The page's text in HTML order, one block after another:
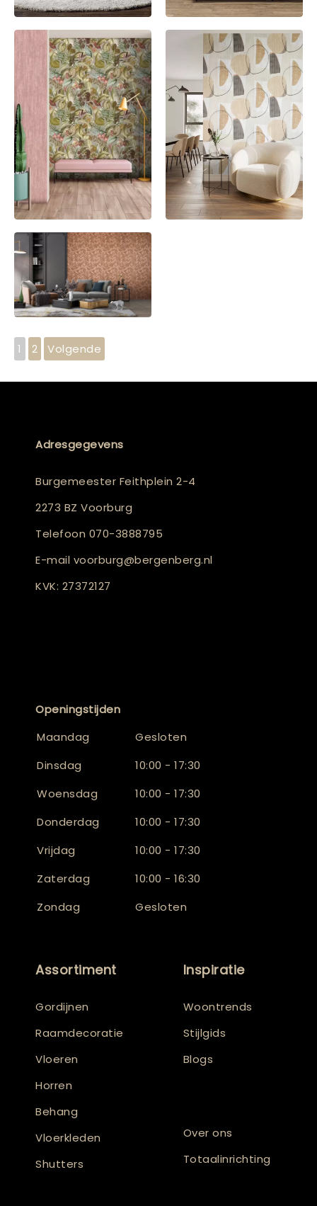
1 2 Volgende
Adresgegevens
Burgemeester Feithplein 2-4
2273 BZ Voorburg
Telefoon 070-3888795
E-mail voorburg@bergenberg.nl
KVK: 27372127
Openingstijden
Maandag
Gesloten
Dinsdag
10:00 - 17:30
Woensdag
10:00 - 17:30
Donderdag
10:00 - 17:30
Vrijdag
10:00 - 17:30
Zaterdag
10:00 - 16:30
Zondag
Gesloten
Assortiment
Gordijnen
Raamdecoratie
Vloeren
Horren
Behang
Vloerkleden
Shutters
Inspiratie
Woontrends
Stijlgids
Blogs
Over ons
Totaalinrichting